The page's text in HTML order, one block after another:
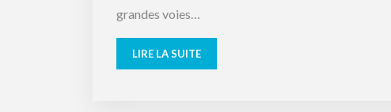
grandes voies…
LIRE LA SUITE